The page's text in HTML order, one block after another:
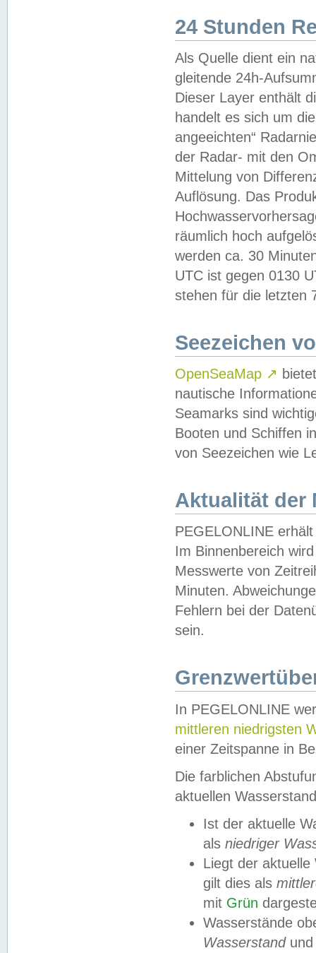
24 Stunden
Als Quelle dient ein
gleitende 24h-
Dieser Layer enthält
handelt es sich um
angeeichten“
der Radar- mit den
Mittelung von
Auflösung. Das
räumlich hoch
werden ca. 30
UTC ist gegen 0130
stehen für die letzten
Seezeichen
OpenSeaMap ↗
nautische
Seamarks sind
Booten und Schiffen
von Seezeichen wie
Aktualität der
PEGELONLINE
Im Binnenbereich
Messwerte von
Minuten.
Fehlern bei der
sein.
In PEGELONLINE
mittleren niedrigsten
einer Zeitspanne in
Die farblichen
aktuellen
Ist der aktuelle
als niedriger
Liegt der
gilt dies als
mit Grün
Wasserstände
Wasserstandund